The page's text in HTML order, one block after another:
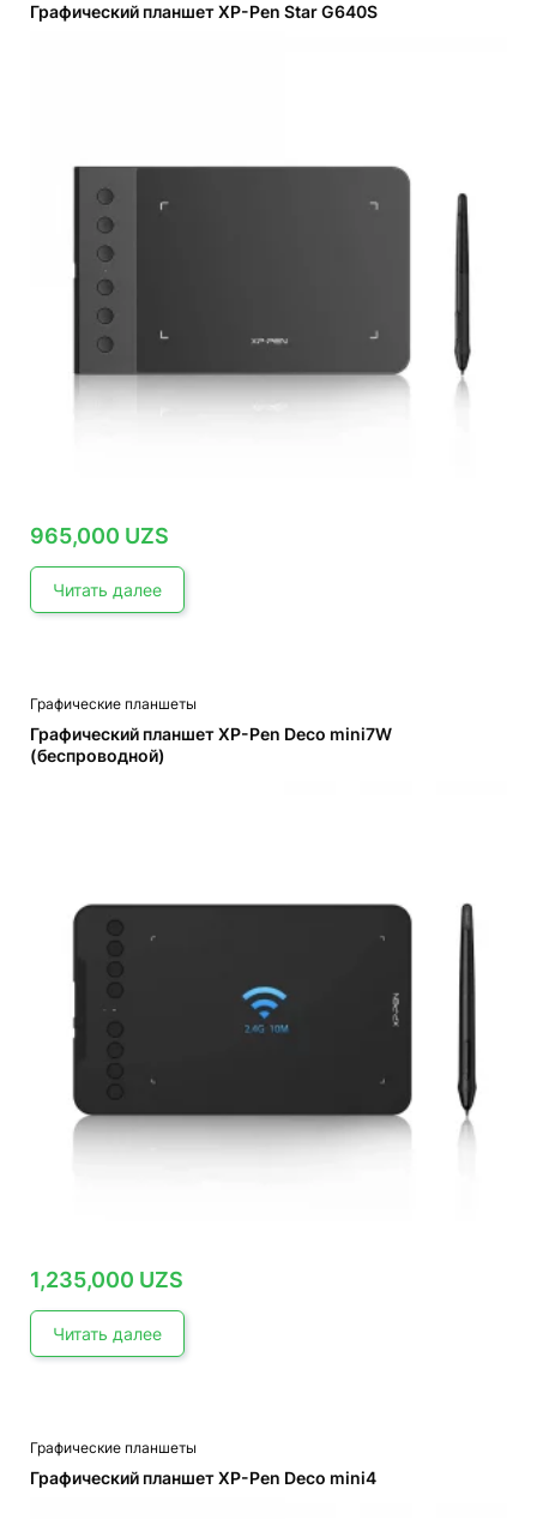
Графический планшет XP-Pen Star G640S
965,000 UZS
Читать далее
Графические планшеты
Графический планшет XP-Pen Deco mini7W
(беспроводной)
1,235,000 UZS
Читать далее
Графические планшеты
Графический планшет XP-Pen Deco mini4